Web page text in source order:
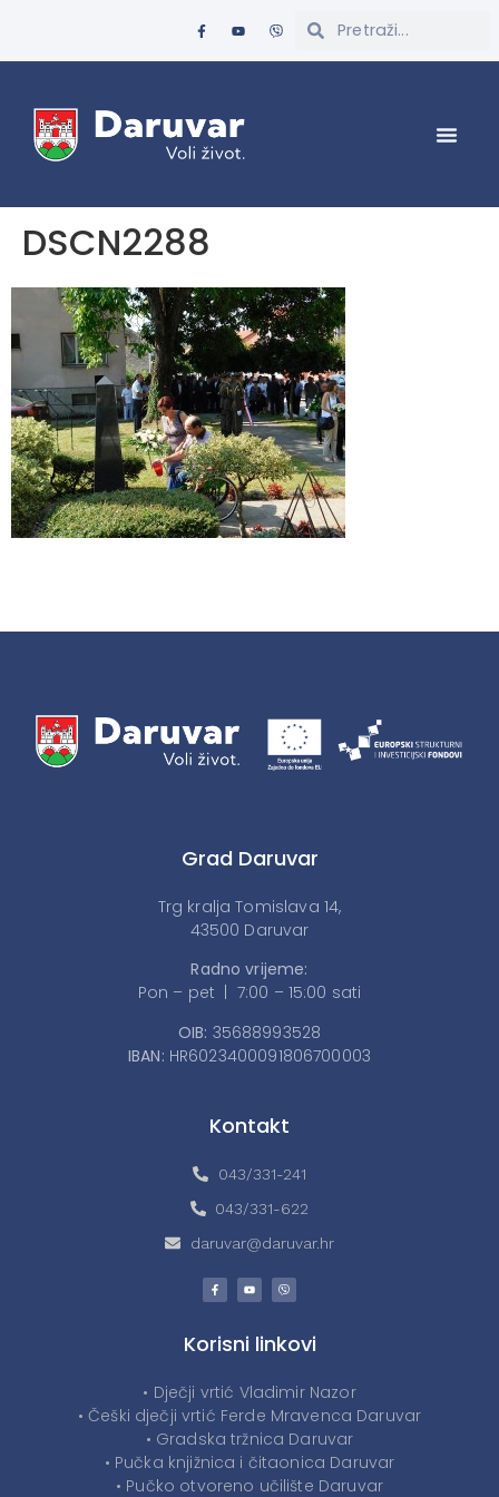
DSCN2288
Grad Daruvar
Trg kralja Tomislava 14,
43500 Daruvar
Radno vrijeme:
Pon – pet | 7:00 – 15:00 sati
OIB: 35688993528
IBAN: HR6023400091806700003
Kontakt
043/331-241
043/331-622
daruvar@daruvar.hr
Korisni linkovi
• Dječji vrtić Vladimir Nazor
• Češki dječji vrtić Ferde Mravenca Daruvar
• Gradska tržnica Daruvar
• Pučka knjižnica i čitaonica Daruvar
• Pučko otvoreno učilište Daruvar